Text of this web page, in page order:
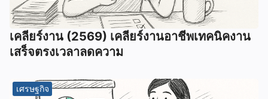
เคลียร์งาน (2569) เคลียร์งานอาชีพเทคนิคงาน
เสร็จตรงเวลาลดความ
เศรษฐกิจ